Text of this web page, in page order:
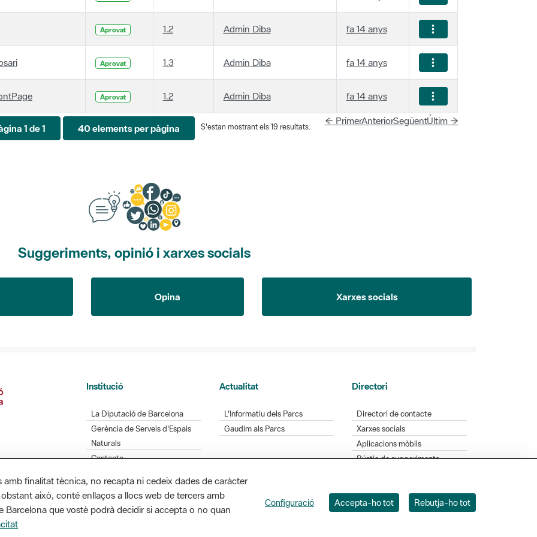
Aprovat 1.2 Admin Diba fa 14 anys
Aprovat 1.3 Admin Diba fa 14 anys
Aprovat 1.2 Admin Diba fa 14 anys
1 de 1 40 elements per pàgina S'estan mostrant els 19 resultats.
← PrimerAnteriorSegüentÚltim →
Suggeriments, opinió i xarxes socials
Opina Xarxes socials
Institució
La Diputació de Barcelona
Gerència de Serveis d'Espais
Naturals
Contacte
Actualitat
L'Informatiu dels Parcs
Gaudim als Parcs
Directori
Directori de contacte
Xarxes socials
Aplicacions mòbils
Bústia de suggeriments
Diputació de Barcelona. Edifici Llacuna, 1a planta. Badajoz, 49. 08005 Barcelona. Tel. 934 022 428
finalitat tècnica, no recapta ni cedeix dades de caràcter
això, conté enllaços a llocs web de tercers amb
Barcelona que vostè podrà decidir si accepta o no quan
Configuració Accepta-ho tot Rebutja-ho tot